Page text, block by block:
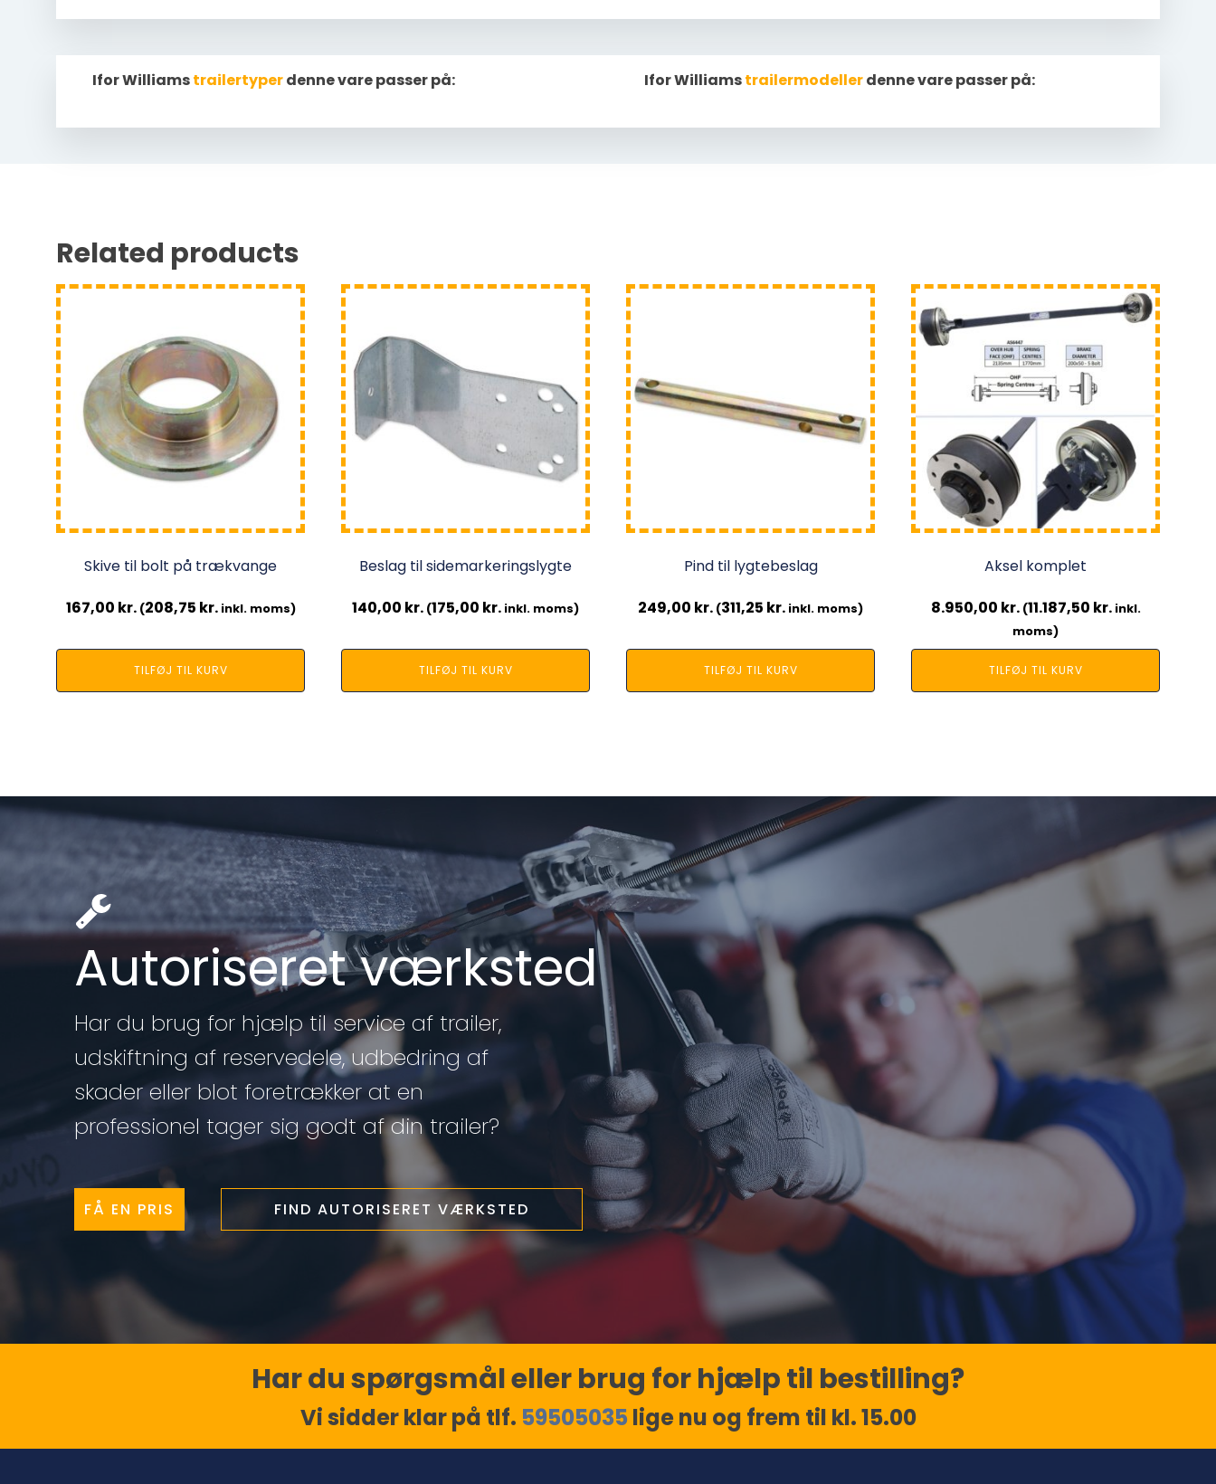
Ifor Williamstrailertyperdenne vare passer på: Ifor Williamstrailermodellerdenne vare passer på:
Related products
Skive til bolt på trækvange
167,00 kr. (208,75 kr.inkl. moms)
TILFØJ TIL KURV
Beslag til sidemarkeringslygte
140,00 kr. (175,00 kr. inkl. moms)
TILFØJ TIL KURV
Pind til lygtebeslag
249,00 kr. (311,25 kr. inkl. moms)
TILFØJ TIL KURV
Aksel komplet
8.950,00 kr. (11.187,50 kr.inkl.
moms)
TILFØJ TIL KURV
Autoriseret værksted
Har du brug for hjælp til service af trailer,
udskiftning af reservedele, udbedring af
skader eller blot foretrækker at en
professionel tager sig godt af din trailer?
FÅ EN PRIS FIND AUTORISERET VÆRKSTED
Har du spørgsmål eller brug for hjælp til bestilling?
Vi sidder klar på tlf. 59505035 lige nu og frem til kl. 15.00